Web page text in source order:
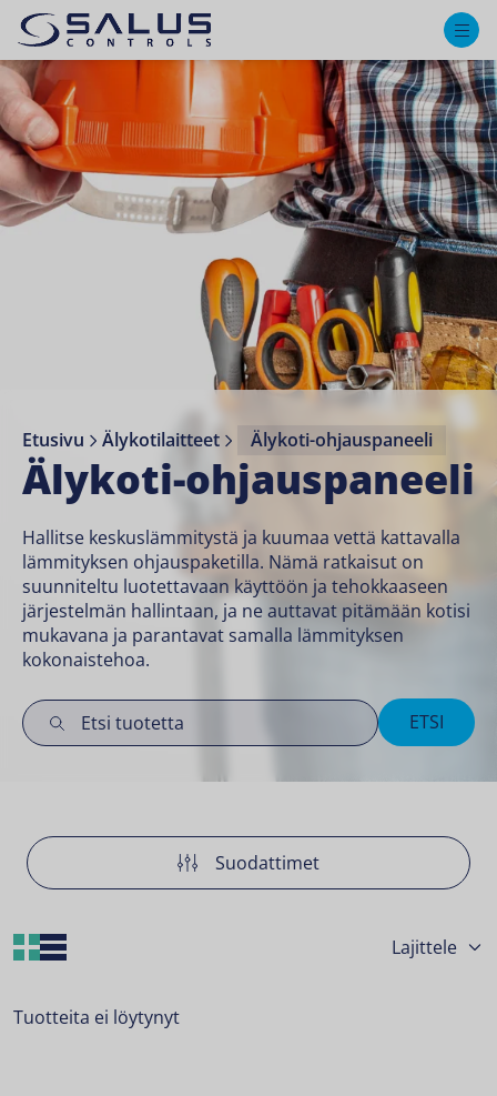
Etusivu Älykotilaitteet Älykoti-ohjauspaneeli
Älykoti-ohjauspaneeli
Hallitse keskuslämmitystä ja kuumaa vettä kattavalla
lämmityksen ohjauspaketilla. Nämä ratkaisut on
suunniteltu luotettavaan käyttöön ja tehokkaaseen
järjestelmän hallintaan, ja ne auttavat pitämään kotisi
mukavana ja parantavat samalla lämmityksen
kokonaistehoa.
ETSI
Suodattimet
Grid Layout
Tuotteita ei löytynyt